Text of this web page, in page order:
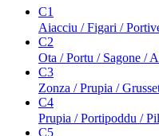
C1
Aiacciu / Figari /
C2
Ota / Portu / Sagone /
C3
Zonza / Prupia /
C4
Prupia / Portipoddu /
C5